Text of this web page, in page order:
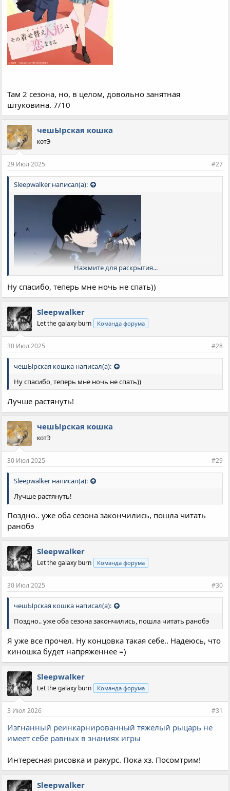
Там 2 сезона, но, в целом, довольно занятная
штуковина. 7/10
чешЫрская кошка
котЭ
29 Июл 2025 #27
Sleepwalker написал(а):
Поднятие уровня в одиночку
Рекомендую =)
ЧСХ, второй сезон еще лучше. редкость.
Нажмите для раскрытия...
Ну спасибо, теперь мне ночь не спать))
Sleepwalker
Let the galaxy burn Команда форума
30 Июл 2025 #28
чешЫрская кошка написал(а):
Ну спасибо, теперь мне ночь не спать))
Лучше растянуть!
чешЫрская кошка
котЭ
30 Июл 2025 #29
Sleepwalker написал(а):
Лучше растянуть!
Поздно.. уже оба сезона закончились, пошла читать
ранобэ
Sleepwalker
Let the galaxy burn Команда форума
30 Июл 2025 #30
чешЫрская кошка написал(а):
Поздно.. уже оба сезона закончились, пошла читать ранобэ
Я уже все прочел. Ну концовка такая себе.. Надеюсь, что
киношка будет напряженнее =)
Sleepwalker
Let the galaxy burn Команда форума
3 Июл 2026 #31
Изгнанный реинкарнированный тяжёлый рыцарь не
имеет себе равных в знаниях игры
Интересная рисовка и ракурс. Пока хз. Посомтрим!
Sleepwalker